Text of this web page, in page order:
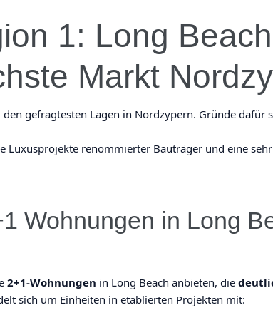
1: Long
Markt
den gefragtesten Lagen in Nordzypern. Gründe dafür
Luxusprojekte renommierter Bauträger und eine
Wohnungen in Long
2+1-Wohnungen in Long Beach anbieten, die
sich um Einheiten in etablierten Projekten mit: